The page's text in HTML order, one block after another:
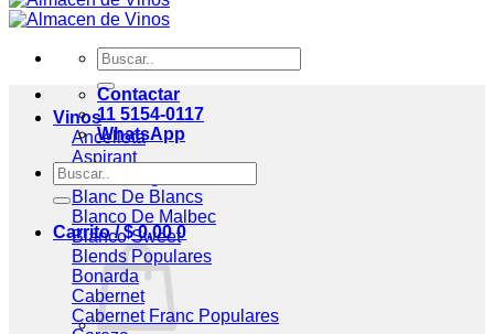
Buscar
por:
Vinos
Ancellota
Aspirant
Assemblage
Blanc De Blancs
Blanco De Malbec
Blanco Sweet
Blends
Bonarda
Cabernet
Cabernet Franc
Contactar
11 5154-0117
WhatsApp
Buscar
por:
Carrito /$0,00 0